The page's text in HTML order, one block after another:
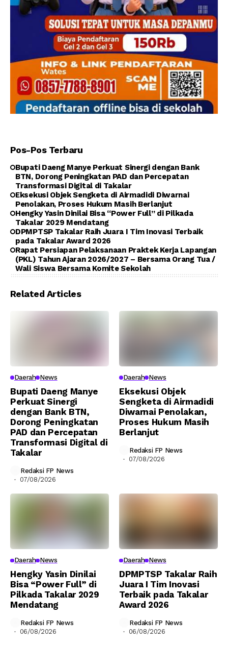
Pos-Pos Terbaru
Bupati Daeng Manye Perkuat Sinergi dengan Bank
BTN, Dorong Peningkatan PAD dan Percepatan
Transformasi Digital di Takalar
Eksekusi Objek Sengketa di Airmadidi Diwarnai
Penolakan, Proses Hukum Masih Berlanjut
Hengky Yasin Dinilai Bisa “Power Full” di Pilkada
Takalar 2029 Mendatang
DPMPTSP Takalar Raih Juara I Tim Inovasi Terbaik
pada Takalar Award 2026
Rapat Persiapan Pelaksanaan Praktek Kerja Lapangan
(PKL) Tahun Ajaran 2026/2027 – Bersama Orang Tua /
Wali Siswa Bersama Komite Sekolah
Related Articles
Daerah News
Bupati Daeng Manye
Perkuat Sinergi
dengan Bank BTN,
Dorong Peningkatan
PAD dan Percepatan
Transformasi Digital di
Takalar
Redaksi FP News
07/08/2026
Daerah News
Eksekusi Objek
Sengketa di Airmadidi
Diwarnai Penolakan,
Proses Hukum Masih
Berlanjut
Redaksi FP News
07/08/2026
Daerah News
Hengky Yasin Dinilai
Bisa “Power Full” di
Pilkada Takalar 2029
Mendatang
Redaksi FP News
06/08/2026
Daerah News
DPMPTSP Takalar Raih
Juara I Tim Inovasi
Terbaik pada Takalar
Award 2026
Redaksi FP News
06/08/2026